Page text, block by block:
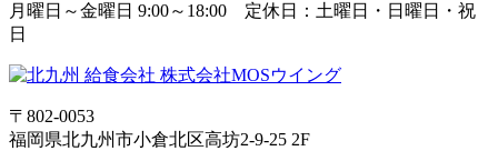
月曜日～金曜日 9:00～18:00 定休日：土曜日・日曜日・祝
日
〒802-0053
福岡県北九州市小倉北区高坊2-9-25 2F